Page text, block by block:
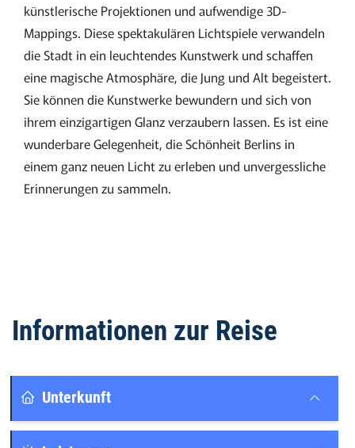
künstlerische Projektionen und aufwendige 3D-
Mappings. Diese spektakulären Lichtspiele verwandeln
die Stadt in ein leuchtendes Kunstwerk und schaffen
eine magische Atmosphäre, die Jung und Alt begeistert.
Sie können die Kunstwerke bewundern und sich von
ihrem einzigartigen Glanz verzaubern lassen. Es ist eine
wunderbare Gelegenheit, die Schönheit Berlins in
einem ganz neuen Licht zu erleben und unvergessliche
Erinnerungen zu sammeln.
Informationen zur Reise
Unterkunft